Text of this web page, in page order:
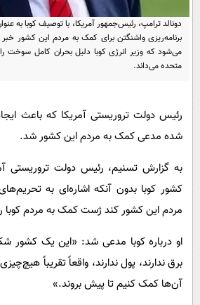
سفر و تفریح
علمی
اخبار کریپتو
گوناگون
سرگرمی
فیلم
سیاست
سرگرمی
فناوری
گوناگون
حوادث
محیط زیست
سلامت
داستان کوتاه
پیامک
روانشناسی
آشپزی
دانلود
دونالد ترامپ، رئیس‌جمهور آمریکا، با توصیف کوبا به
برنامه‌ریزی واشنگتن برای کمک به مردم این کشور
می‌شود که وزیر انرژی کوبا دلیل بحران کامل سوخت
متحده می‌داند.
رئیس‌ دولت تروریستی آمریکا که باعث
شده مدعی کمک به مردم این کشور شد.
به گزارش تسنیم، رئیس دولت تروریستی
کشور کوبا بدون آنکه اشاره‌ای به
مردم این کشور کند ژست کمک به مردم کوبا
او درباره کوبا مدعی شد: «این یک کشور
برق ندارند، پول ندارند، واقعاً تقریباً
آن‌ها کمک کنیم تا پیش بروند.»